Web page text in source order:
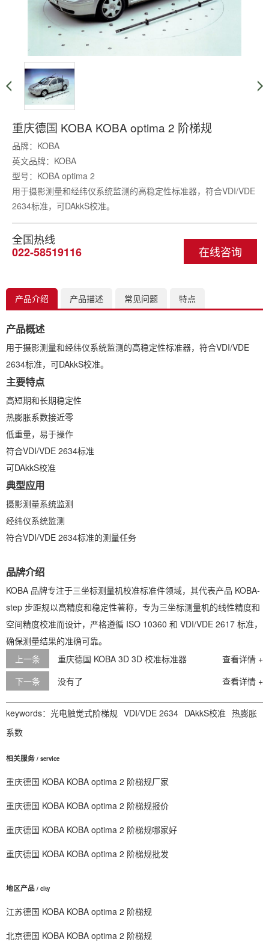
重庆德国 KOBA KOBA optima 2 阶梯规
品牌：KOBA
英文品牌：KOBA
型号：KOBA optima 2
用于摄影测量和经纬仪系统监测的高稳定性标准器，符合VDI/VDE
2634标准，可DAkkS校准。
在线咨询
全国热线
022-58519116
产品介绍 产品描述 常见问题 特点
产品概述
用于摄影测量和经纬仪系统监测的高稳定性标准器，符合VDI/VDE
2634标准，可DAkkS校准。
主要特点
高短期和长期稳定性
热膨胀系数接近零
低重量，易于操作
符合VDI/VDE 2634标准
可DAkkS校准
典型应用
摄影测量系统监测
经纬仪系统监测
符合VDI/VDE 2634标准的测量任务
品牌介绍
KOBA 品牌专注于三坐标测量机校准标准件领域，其代表产品 KOBA-
step 步距规以高精度和稳定性著称，专为三坐标测量机的线性精度和
空间精度校准而设计，严格遵循 ISO 10360 和 VDI/VDE 2617 标准，
确保测量结果的准确可靠。
上一条 查看详情 +
重庆德国 KOBA 3D 3D 校准标准器
下一条
查看详情 +
没有了
keywords： 光电触觉式阶梯规 VDI/VDE 2634 DAkkS校准 热膨胀
系数
相关服务 / service
重庆德国 KOBA KOBA optima 2 阶梯规厂家
重庆德国 KOBA KOBA optima 2 阶梯规报价
重庆德国 KOBA KOBA optima 2 阶梯规哪家好
重庆德国 KOBA KOBA optima 2 阶梯规批发
地区产品 / city
江苏德国 KOBA KOBA optima 2 阶梯规
北京德国 KOBA KOBA optima 2 阶梯规